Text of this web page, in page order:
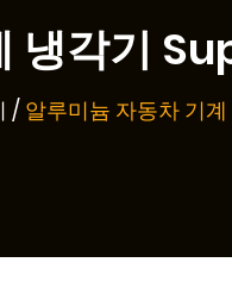
냉각기
/ 알루미늄 자동차 기계